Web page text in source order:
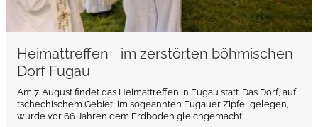
Heimattreffen im zerstörten böhmischen
Dorf Fugau
Am 7. August findet das Heimattreffen in Fugau statt. Das Dorf, auf
tschechischem Gebiet, im sogeannten Fugauer Zipfel gelegen,
wurde vor 66 Jahren dem Erdboden gleichgemacht.